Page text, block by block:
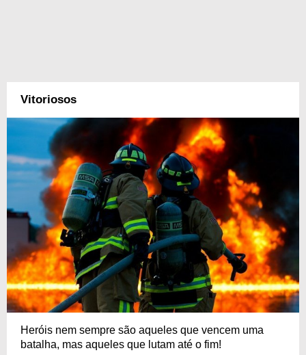
Vitoriosos
Heróis nem sempre são aqueles que vencem uma
batalha, mas aqueles que lutam até o fim!